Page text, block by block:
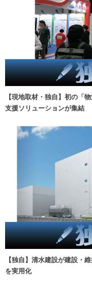
【現地取材・独自】初の「
支援ソリューションが集結
【独自】清水建設が建設・
を実用化